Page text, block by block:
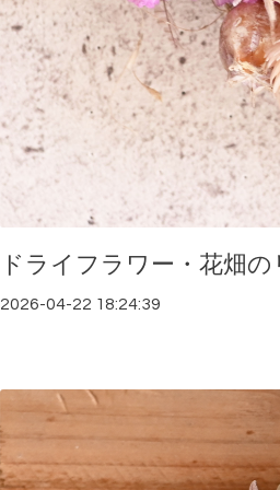
ドライフラワー・花畑
2026-04-22 18:24:39